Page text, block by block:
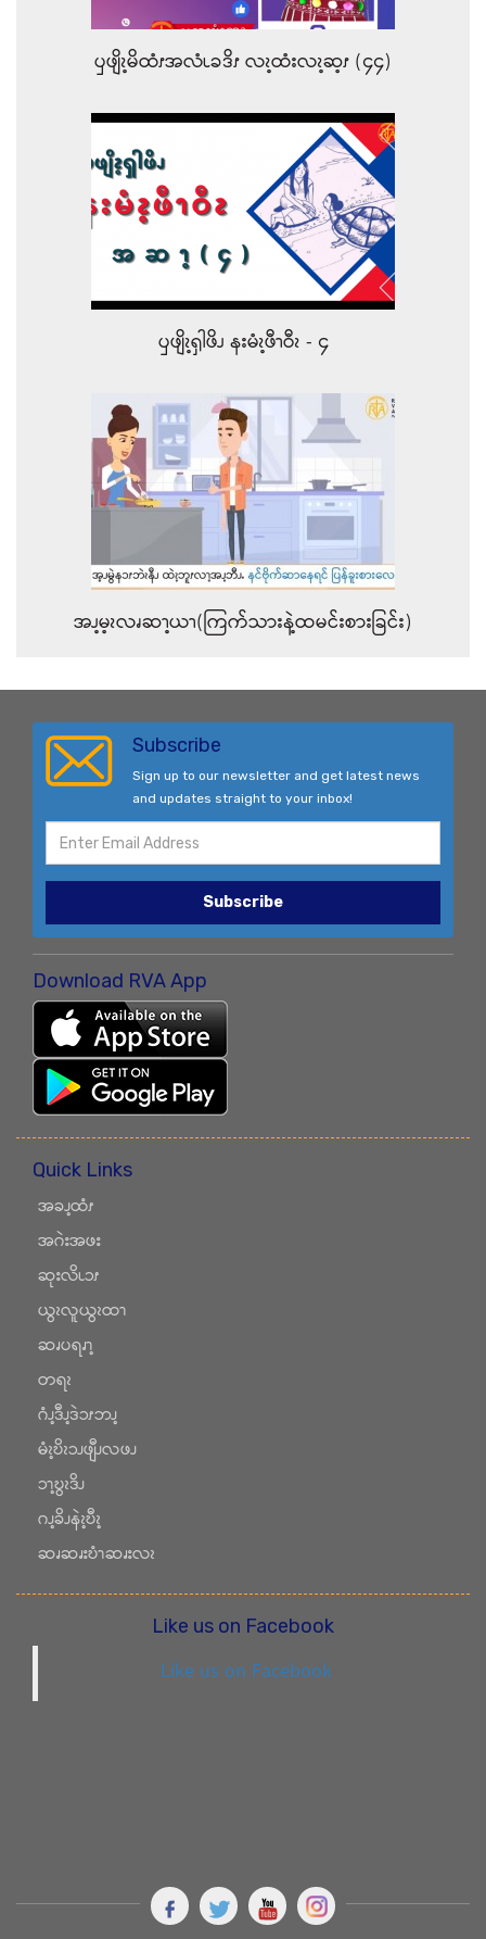
ၦဖျိၩ့မိထံၭအလံၬခဒိၭ လၩ့ထံးလၩ့ဆ့ၭ (၄၄)
ၦဖျိၩ့ၡါဖိၪ နးမံၩ့ဖီၫဝီၩ - ၄
အၪ့မ့ၩလၧဆၫ့ယၫ(ကြက်သားနဲ့ထမင်းစားခြင်း)
Subscribe
Sign up to our newsletter and get latest news
and updates straight to your inbox!
Subscribe
Download RVA App
Quick Links
အခၪ့ထံၭ
အဂဲးအဖး
ဆုးလိၬၥၭ
ယွၩလူယွၩထၫ
ဆၧပရၧၫ့
တရၩ
ဂံၪ့ဒီၪ့ဒဲၥၭဘၪ့
မံၩ့ဎိၩၥၪဖျီၪလဖၪ
ၥၫ့ဎွၩဒိၪ
ဂၪ့ခိၪနဲၩ့ဎီၩ့
ဆၧဆၧးဎံၫဆၧးလၩ
Like us on Facebook
Like us on Facebook